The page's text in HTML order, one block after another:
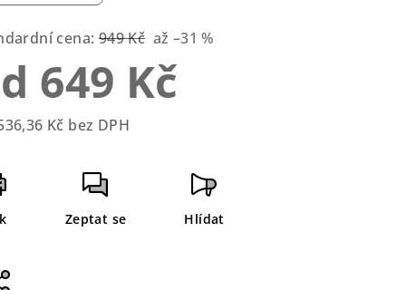
cena: 949 Kč až –31 %
649 Kč
Kč bez DPH
Zeptat se Hlídat